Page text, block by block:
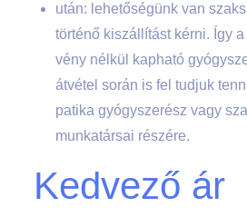
után: lehetőségünk van
történő kiszállítást kérni. Így
vény nélkül kapható
átvétel során is fel tudjuk
patika gyógyszerész vagy
munkatársai részére.
Kedvező ár